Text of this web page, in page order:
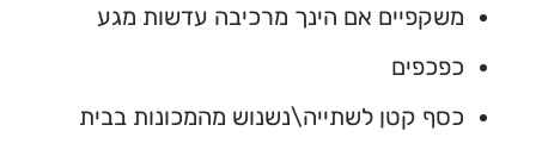
משקפיים אם הינך מרכיבה עדשות מגע
כפכפים
כסף קטן לשתייה\נשנוש מהמכונות בבית